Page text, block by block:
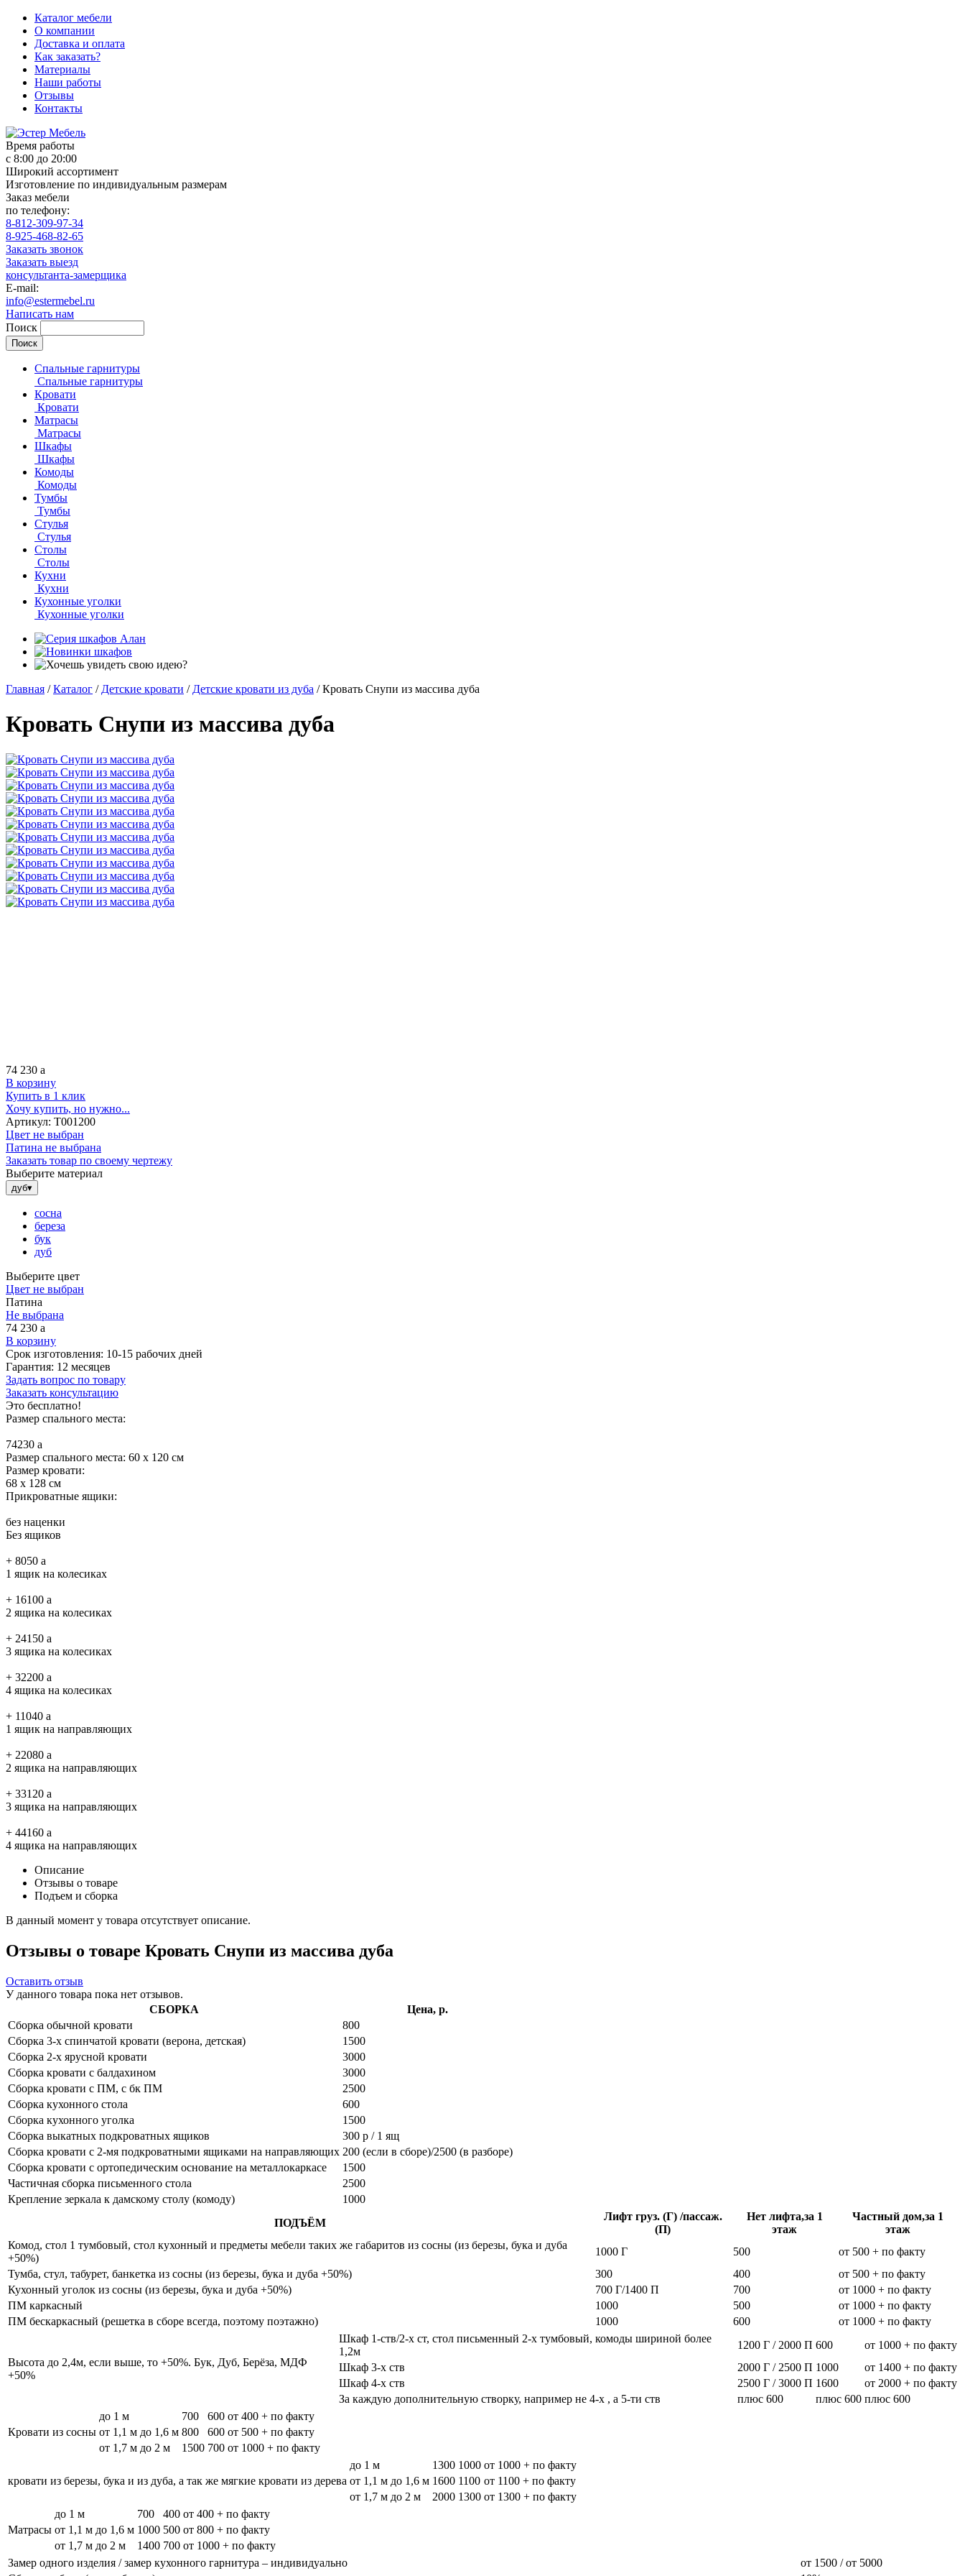
Каталог мебели
О компании
Доставка и оплата
Как заказать?
Материалы
Наши работы
Отзывы
Контакты
Время работы
с 8:00 до 20:00
Широкий ассортимент
Изготовление по индивидуальным размерам
Заказ мебели
по телефону:
8-812-309-97-34
8-925-468-82-65
Заказать звонок
Заказать выезд
консультанта-замерщика
E-mail:
info@estermebel.ru
Написать нам
Поиск
Спальные гарнитуры
Спальные гарнитуры
Кровати
Кровати
Матрасы
Матрасы
Шкафы
Шкафы
Комоды
Комоды
Тумбы
Тумбы
Стулья
Стулья
Столы
Столы
Кухни
Кухни
Кухонные уголки
Кухонные уголки
Главная / Каталог / Детские кровати / Детские кровати из дуба / Кровать Снупи из массива дуба
Кровать Снупи из массива дуба
74 230 a
В корзину
Купить в 1 клик
Хочу купить, но нужно...
Артикул: Т001200
Цвет не выбран
Патина не выбрана
Заказать товар по своему чертежу
Выберите материал
дуб▾
сосна
береза
бук
дуб
Выберите цвет
Цвет не выбран
Патина
Не выбрана
74 230 a
В корзину
Срок изготовления: 10-15 рабочих дней
Гарантия: 12 месяцев
Задать вопрос по товару
Заказать консультацию
Это бесплатно!
Размер спального места:
74230 a
Размер спального места: 60 x 120 см
Размер кровати:
68 x 128 см
Прикроватные ящики:
без наценки
Без ящиков
+ 8050 a
1 ящик на колесиках
+ 16100 a
2 ящика на колесиках
+ 24150 a
3 ящика на колесиках
+ 32200 a
4 ящика на колесиках
+ 11040 a
1 ящик на направляющих
+ 22080 a
2 ящика на направляющих
+ 33120 a
3 ящика на направляющих
+ 44160 a
4 ящика на направляющих
Описание
Отзывы о товаре
Подъем и сборка
В данный момент у товара отсутствует описание.
Отзывы о товаре Кровать Снупи из массива дуба
Оставить отзыв
У данного товара пока нет отзывов.
СБОРКА
Цена, р.
Сборка обычной кровати
800
Сборка 3-х спинчатой кровати (верона, детская)
1500
Сборка 2-х ярусной кровати
3000
Сборка кровати с балдахином
3000
Сборка кровати с ПМ, с бк ПМ
2500
Сборка кухонного стола
600
Сборка кухонного уголка
1500
Сборка выкатных подкроватных ящиков
300 р / 1 ящ
Сборка кровати с 2-мя подкроватными ящиками на направляющих 200 (если в сборе)/2500 (в разборе)
Сборка кровати с ортопедическим основание на металлокаркасе
1500
Частичная сборка письменного стола
2500
Крепление зеркала к дамскому столу (комоду)
1000
ПОДЪЁМ
Лифт груз. (Г) /пассаж.
(П)
Нет лифта,за 1
этаж
Частный дом,за 1
этаж
Комод, стол 1 тумбовый, стол кухонный и предметы мебели таких же габаритов из сосны (из березы, бука и дуба
+50%)
1000 Г 500
от 500 + по факту
Тумба, стул, табурет, банкетка из сосны (из березы, бука и дуба +50%)
300 400
от 500 + по факту
Кухонный уголок из сосны (из березы, бука и дуба +50%)
700 Г/1400 П 700
от 1000 + по факту
ПМ каркасный
1000 500
от 1000 + по факту
ПМ бескаркасный (решетка в сборе всегда, поэтому поэтажно)
1000 600 от 1000 + по факту
Высота до 2,4м, если выше, то +50%. Бук, Дуб, Берёза, МДФ
+50%
Шкаф 1-ств/2-х ст, стол письменный 2-х тумбовый, комоды шириной более
1,2м
1200 Г / 2000 П 600
от 1000 + по факту
Шкаф 3-х ств
2000 Г / 2500 П 1000
от 1400 + по факту
Шкаф 4-х ств
2500 Г / 3000 П 1600
от 2000 + по факту
За каждую дополнительную створку, например не 4-х , а 5-ти ств
плюс 600 плюс 600 плюс 600
Кровати из сосны
до 1 м 700 600 от 400 + по факту
от 1,1 м до 1,6 м 800 600 от 500 + по факту
от 1,7 м до 2 м
1500 700 от 1000 + по факту
кровати из березы, бука и из дуба, а так же мягкие кровати из дерева
до 1 м 1300 1000 от 1000 + по факту
от 1,1 м до 1,6 м 1600 1100 от 1100 + по факту
от 1,7 м до 2 м
2000 1300 от 1300 + по факту
Матрасы
до 1 м 700 400 от 400 + по факту
от 1,1 м до 1,6 м 1000 500 от 800 + по факту
от 1,7 м до 2 м
1400 700 от 1000 + по факту
Замер одного изделия / замер кухонного гарнитура – индивидуально
от 1500 / от 5000